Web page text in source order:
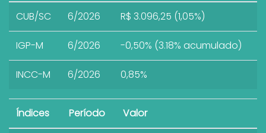
CUB/SC 6/2026 R$ 3.096,25 (1,05%)
IGP-M 6/2026 -0,50% (3.18% acumulado)
INCC-M 6/2026 0,85%
Índices Período Valor